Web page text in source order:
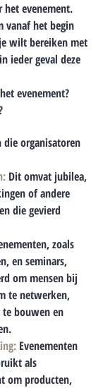
evenement.
vanaf het begin
wilt bereiken met
ieder geval deze
evenement?
die organisatoren
Dit omvat jubilea,
of andere
die gevierd
zoals
en seminars,
om mensen bij
te netwerken,
bouwen en
Evenementen
als
om producten,